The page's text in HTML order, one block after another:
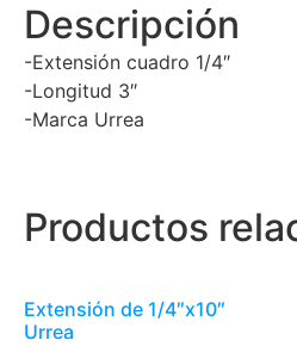
Descripción
-Extensión cuadro 1/4″
-Longitud 3″
-Marca Urrea
Productos
Extensión de 1/4″x10″
Urrea